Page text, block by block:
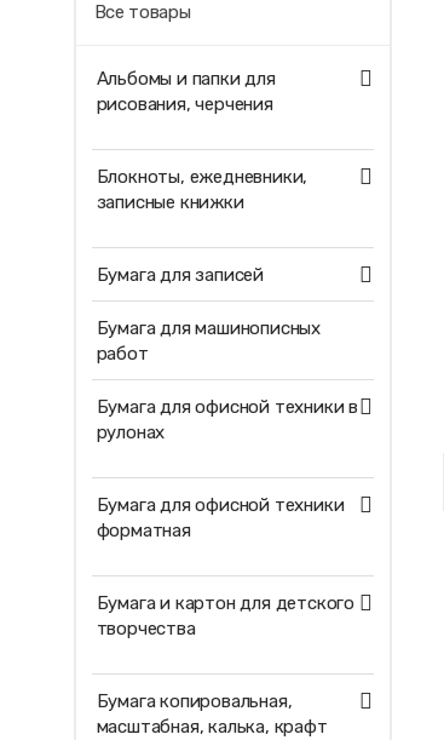
Все товары
Альбомы и папки для
рисования, черчения
Блокноты, ежедневники,
записные книжки
Бумага для записей
Бумага для машинописных
работ
Бумага для офисной техники в
рулонах
Бумага для офисной техники
форматная
Бумага и картон для детского
творчества
Бумага копировальная,
масштабная, калька, крафт